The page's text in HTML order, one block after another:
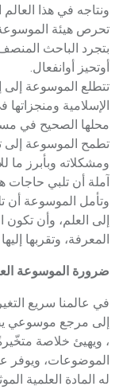
ونتاجه في هذا العالم
تحرص هيئة الموسوعة
بتجرد الباحث
أوتحيز أوانفعال.
تتطلع الموسوعة إلى
الإسلامية
محلها الصحيح في
تطمح الموسوعة إلى
ومشكلاته وبأبرز
آملة أن تلبي حاجات
وتأمل الموسوعة أن
إلى العلم، وأن تكون
المعرفة، وتقربها
ضرورة الموسوعة
في عالمنا سريع
إلى مرجع موسوعي
، ويهيئ خلاصة
الموضوعات، ويوفر
له المادة العلمية